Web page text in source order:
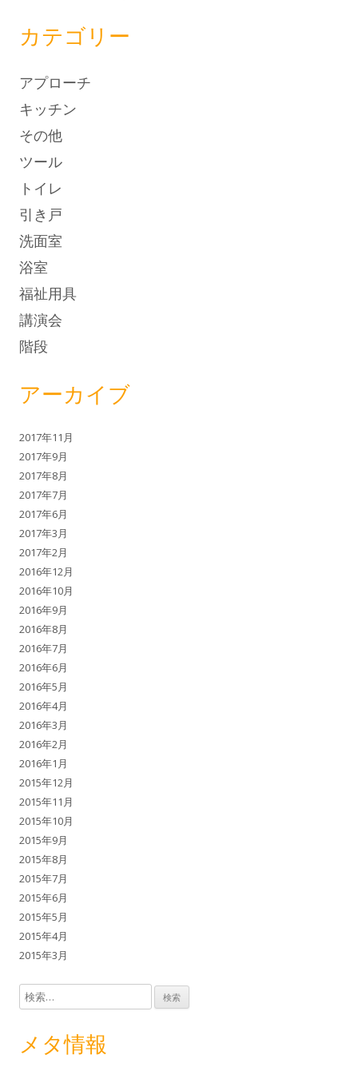
カテゴリー
アプローチ
キッチン
その他
ツール
トイレ
引き戸
洗面室
浴室
福祉用具
講演会
階段
アーカイブ
2017年11月
2017年9月
2017年8月
2017年7月
2017年6月
2017年3月
2017年2月
2016年12月
2016年10月
2016年9月
2016年8月
2016年7月
2016年6月
2016年5月
2016年4月
2016年3月
2016年2月
2016年1月
2015年12月
2015年11月
2015年10月
2015年9月
2015年8月
2015年7月
2015年6月
2015年5月
2015年4月
2015年3月
検索:
メタ情報